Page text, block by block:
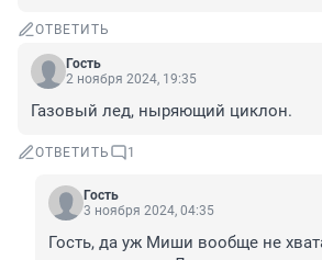
ОТВЕТИТЬ
Гость
2 ноября 2024, 19:35
Газовый лед, ныряющий циклон.
ОТВЕТИТЬ 1
Гость
3 ноября 2024, 04:35
Гость, да уж Миши вообще не